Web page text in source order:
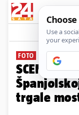
FOTO
SCENE
trgale